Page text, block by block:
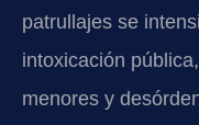
patrullajes se
intoxicación
menores y